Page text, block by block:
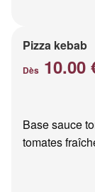
Pizza kebab
Dès 10.00
Base sauce
tomates